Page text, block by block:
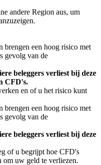
andere Region aus, um
brengen een hoog risico met
gevolg van de
beleggers verliest bij deze
CFD's.
en of u het risico kunt
brengen een hoog risico met
gevolg van de
beleggers verliest bij deze
of u begrijpt hoe CFD's
om uw geld te verliezen.